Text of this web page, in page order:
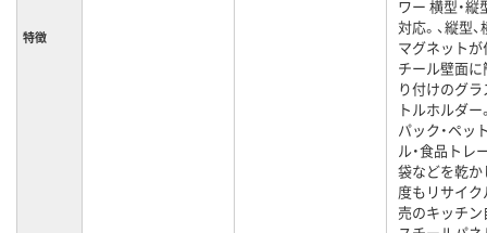
特徴
ワー 横型・縦
対応。、縦型、
マグネット
チール壁面
り付けのグ
トルホルダー
パック・ペッ
ル・食品トレ
袋などを乾か
度もリサイク
売のキッチ